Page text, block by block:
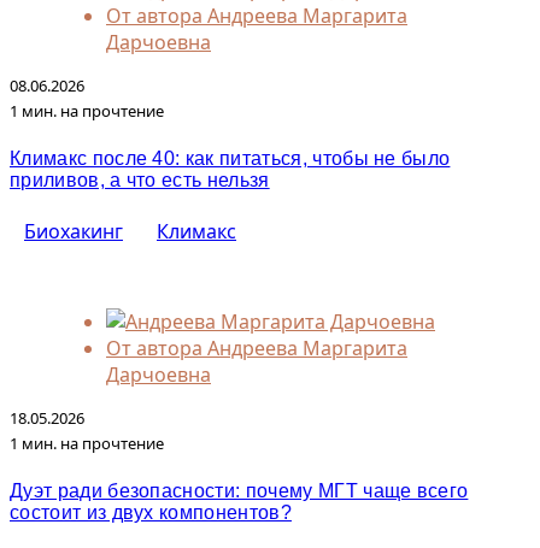
От автора Андреева Маргарита
Дарчоевна
08.06.2026
1 мин. на прочтение
Климакс после 40: как питаться, чтобы не было
приливов, а что есть нельзя
Биохакинг Климакс
От автора Андреева Маргарита
Дарчоевна
18.05.2026
1 мин. на прочтение
Дуэт ради безопасности: почему МГТ чаще всего
состоит из двух компонентов?